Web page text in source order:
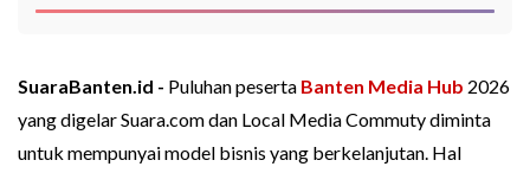
SuaraBanten.id - Puluhan peserta Banten Media Hub 2026
yang digelar Suara.com dan Local Media Commuty diminta
untuk mempunyai model bisnis yang berkelanjutan. Hal